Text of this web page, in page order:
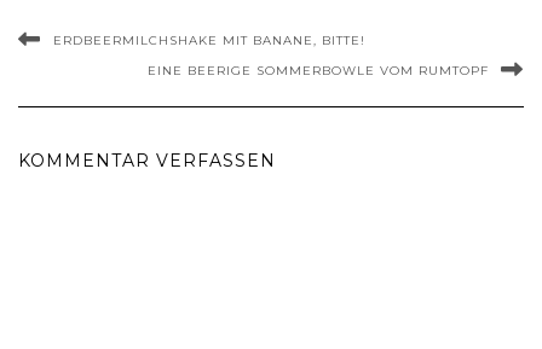
ERDBEERMILCHSHAKE MIT BANANE, BITTE!
EINE BEERIGE SOMMERBOWLE VOM RUMTOPF
KOMMENTAR VERFASSEN